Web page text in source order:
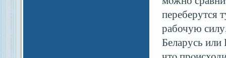
переберутся
рабочую
Беларусь или